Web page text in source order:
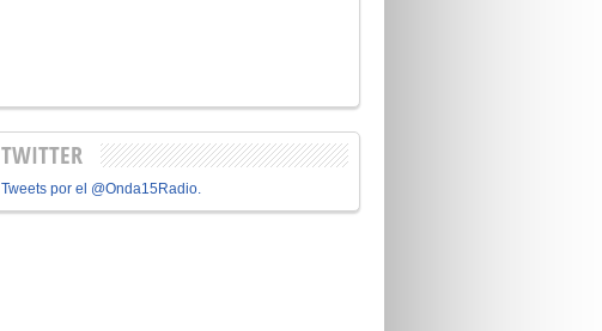
TWITTER
Tweets por el @Onda15Radio.